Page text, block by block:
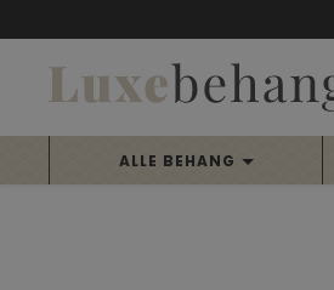
ALLE BEHANG